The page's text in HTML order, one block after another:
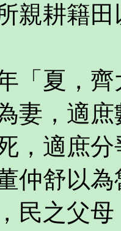
親耕籍
夏，齊
妻，適
，適庶
仲舒以
民之父